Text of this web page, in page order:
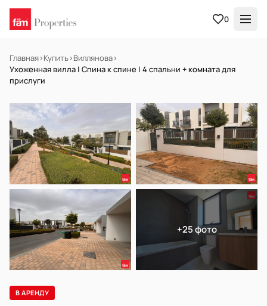
0
Главная›Купить›Виллянова›
Ухоженная вилла | Спина к спине | 4 спальни + комната для
прислуги
В АРЕНДУ Готов к заселению
+25 фото
В АРЕНДУ